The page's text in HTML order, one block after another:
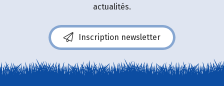
actualités.
Inscription newsletter